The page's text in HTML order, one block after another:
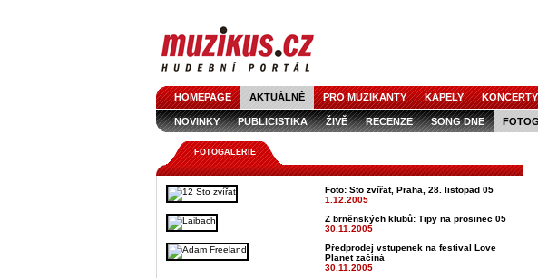
HOMEPAGE AKTUÁLNĚ PRO MUZIKANTY KAPELY KONCERTY
NOVINKY PUBLICISTIKA ŽIVĚ RECENZE SONG DNE
FOTOGALERIE
Foto: Sto zvířat, Praha, 28. listopad 05
1.12.2005
Z brněnských klubů: Tipy na prosinec 05
30.11.2005
Předprodej vstupenek na festival Love
Planet začíná
30.11.2005